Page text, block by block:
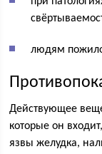
людям
Действующее
которые он
язвы желудка,